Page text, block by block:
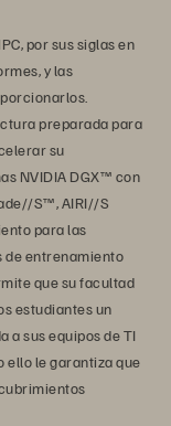
por sus siglas en
y las
preparada para
su
NVIDIA DGX™ con
S™, AIRI//S
para las
de entrenamiento
que su facultad
estudiantes un
a sus equipos de TI
ello le garantiza que